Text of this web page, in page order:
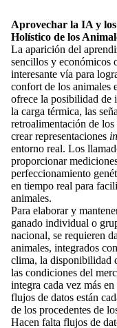
Aprovechar la IA y
Holístico de los
La aparición del
sencillos y económicos
interesante vía para
confort de los animales
ofrece la posibilidad de
la carga térmica, las
retroalimentación de los
crear representaciones
entorno real. Los
proporcionar
perfeccionamiento
en tiempo real para
animales.
Para elaborar y
ganado individual o
nacional, se requieren
animales, integrados
clima, la disponibilidad
las condiciones del
integra cada vez más
flujos de datos están
de los procedentes de
Hacen falta flujos de